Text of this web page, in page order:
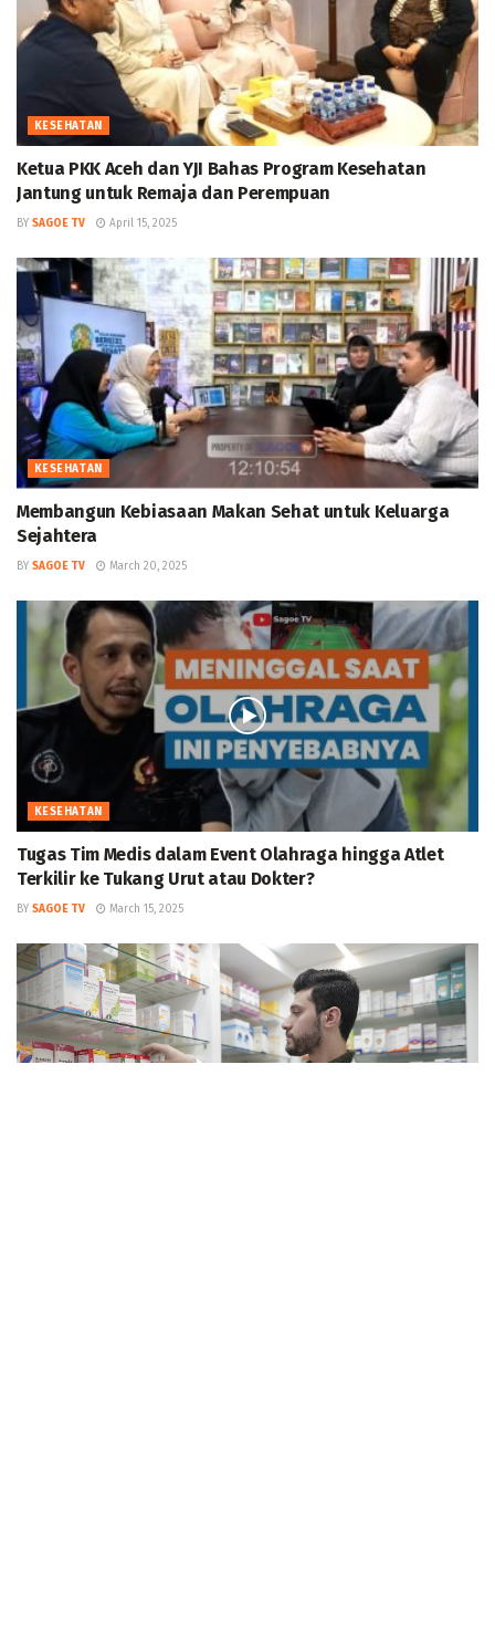
KESEHATAN
Ketua PKK Aceh dan YJI Bahas Program Kesehatan
Jantung untuk Remaja dan Perempuan
BY SAGOE TV April 15, 2025
KESEHATAN
Membangun Kebiasaan Makan Sehat untuk Keluarga
Sejahtera
BY SAGOE TV March 20, 2025
KESEHATAN
Tugas Tim Medis dalam Event Olahraga hingga Atlet
Terkilir ke Tukang Urut atau Dokter?
BY SAGOE TV March 15, 2025